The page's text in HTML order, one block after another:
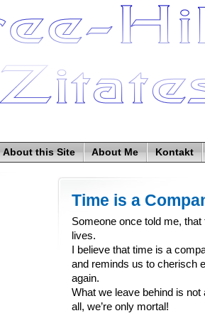
About this Site About Me Kontakt
Time is a
Someone once told me,
lives.
I believe that time is a
and reminds us to cherisch
again.
What we leave behind is not
all, we’re only mortal!